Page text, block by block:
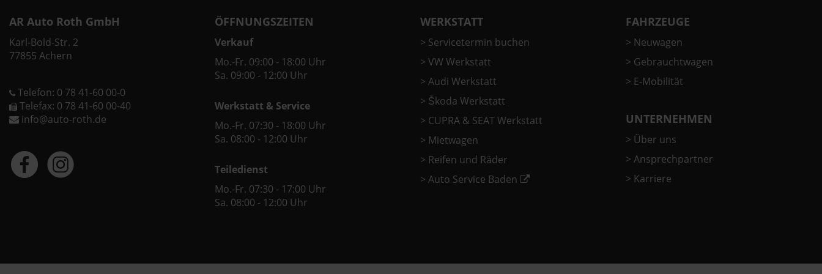
AR Auto Roth GmbH
Karl-Bold-Str. 2
77855 Achern
Telefon: 0 78 41-60 00-0
Telefax: 0 78 41-60 00-40
info@auto-roth.de
ÖFFNUNGSZEITEN
Verkauf
Mo.-Fr. 09:00 - 18:00 Uhr
Sa. 09:00 - 12:00 Uhr
Werkstatt & Service
Mo.-Fr. 07:30 - 18:00 Uhr
Sa. 08:00 - 12:00 Uhr
Teiledienst
Mo.-Fr. 07:30 - 17:00 Uhr
Sa. 08:00 - 12:00 Uhr
WERKSTATT
> Servicetermin buchen
> VW Werkstatt
> Audi Werkstatt
> Škoda Werkstatt
> CUPRA & SEAT Werkstatt
> Mietwagen
> Reifen und Räder
> Auto Service Baden
FAHRZEUGE
> Neuwagen
> Gebrauchtwagen
> E-Mobilität
UNTERNEHMEN
> Über uns
> Ansprechpartner
> Karriere